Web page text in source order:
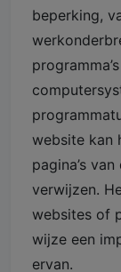
beperking,
website kan
pagina’s
verwijzen.
websites of
wijze een
ervan.